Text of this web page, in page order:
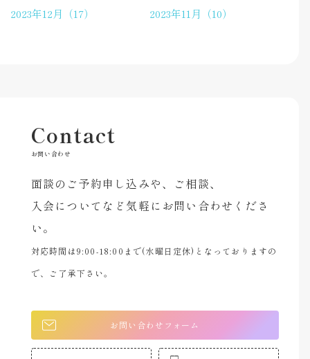
2023年12月（17）
2023年11月（10）
Contact
お問い合わせ
面談のご予約申し込みや、ご相談、
入会についてなど気軽にお問い合わせくださ
い。
対応時間は9:00-18:00まで(水曜日定休)となっておりますの
で、ご了承下さい。
お問い合わせフォーム